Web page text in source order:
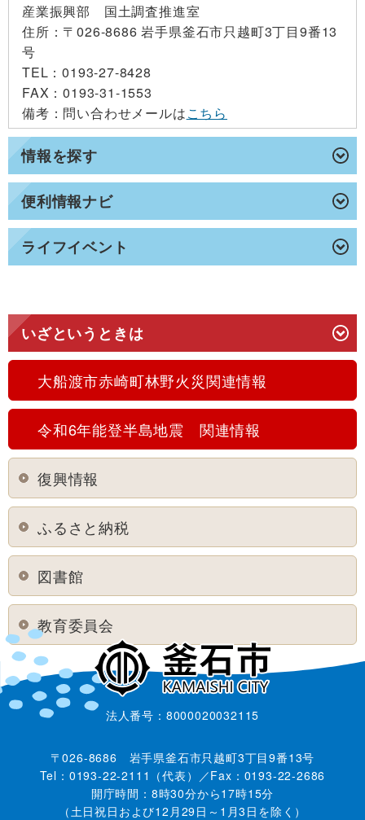
情報を探す
便利情報ナビ
ライフイベント
産業振興部 国土調査推進室
住所 ：〒026-8686 岩手県釜石市只越町3丁目9番13
号
TEL ：0193-27-8428
FAX ：0193-31-1553
備考 ：問い合わせメールはこちら
いざというときは
大船渡市赤崎町林野火災関連情報
令和6年能登半島地震 関連情報
復興情報
ふるさと納税
図書館
教育委員会
法人番号：8000020032115
〒026-8686 岩手県釜石市只越町3丁目9番13号
Tel：0193-22-2111（代表）／Fax：0193-22-2686
開庁時間：8時30分から17時15分
（土日祝日および12月29日～1月3日を除く）